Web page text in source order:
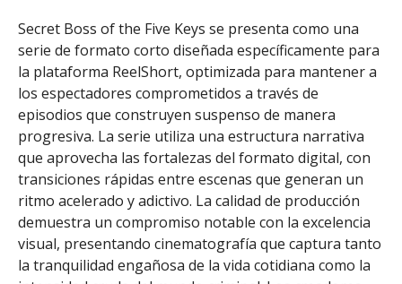
Secret Boss of the Five Keys se presenta como una
serie de formato corto diseñada específicamente para
la plataforma ReelShort, optimizada para mantener a
los espectadores comprometidos a través de
episodios que construyen suspenso de manera
progresiva. La serie utiliza una estructura narrativa
que aprovecha las fortalezas del formato digital, con
transiciones rápidas entre escenas que generan un
ritmo acelerado y adictivo. La calidad de producción
demuestra un compromiso notable con la excelencia
visual, presentando cinematografía que captura tanto
la tranquilidad engañosa de la vida cotidiana como la